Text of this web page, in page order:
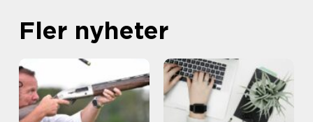
Fler nyheter